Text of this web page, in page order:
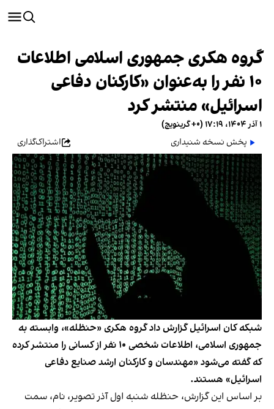
گروه هکری جمهوری اسلامی اطلاعات
۱۰ نفر را به‌عنوان «کارکنان دفاعی
اسرائیل» منتشر کرد
۱ آذر ۱۴۰۴، ۱۷:۱۹ (‎+۰ گرینویچ)
پخش نسخه شنیداری
اشتراک‌گذاری
شبکه کان اسرائیل گزارش داد گروه هکری «حنظله»، وابسته به
جمهوری اسلامی، اطلاعات شخصی ۱۰ نفر از کسانی را منتشر کرده
که گفته می‌شود «مهندسان و کارکنان ارشد صنایع دفاعی
اسرائیل» هستند.
بر اساس این گزارش، حنظله شنبه اول آذر تصویر، نام‌، سمت‌